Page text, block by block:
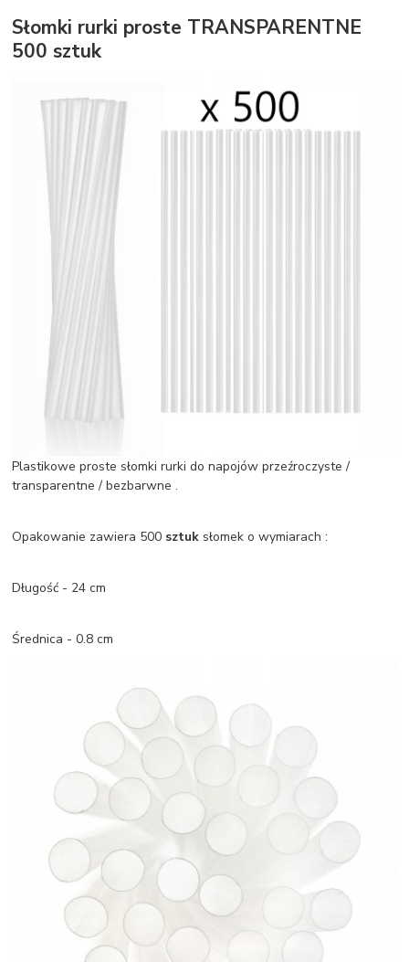
Słomki rurki proste TRANSPARENTNE
500 sztuk
Plastikowe proste słomki rurki do napojów przeźroczyste /
transparentne / bezbarwne .
Opakowanie zawiera 500 sztuk słomek o wymiarach :
Długość - 24 cm
Średnica - 0.8 cm